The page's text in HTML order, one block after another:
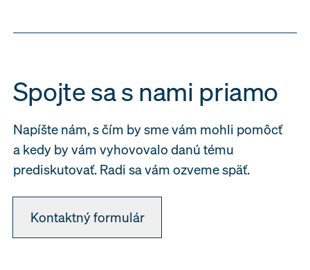
Spojte sa s nami priamo
Napíšte nám, s čím by sme vám mohli pomôcť
a kedy by vám vyhovovalo danú tému
prediskutovať. Radi sa vám ozveme späť.
Kontaktný formulár